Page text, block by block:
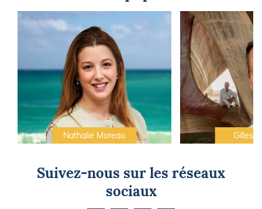
Nathalie Moreau Gilles
Suivez-nous sur les réseaux
sociaux